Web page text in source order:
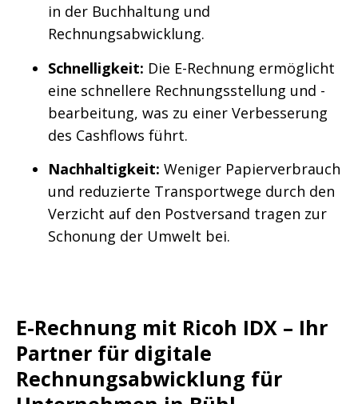
in der Buchhaltung und
Rechnungsabwicklung.
Schnelligkeit: Die E-Rechnung ermöglicht
eine schnellere Rechnungsstellung und -
bearbeitung, was zu einer Verbesserung
des Cashflows führt.
Nachhaltigkeit: Weniger Papierverbrauch
und reduzierte Transportwege durch den
Verzicht auf den Postversand tragen zur
Schonung der Umwelt bei.
E-Rechnung mit Ricoh IDX – Ihr
Partner für digitale
Rechnungsabwicklung für